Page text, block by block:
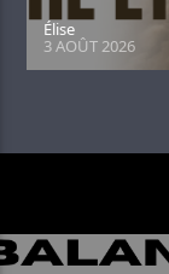
Élise
3 AOÛT 2026